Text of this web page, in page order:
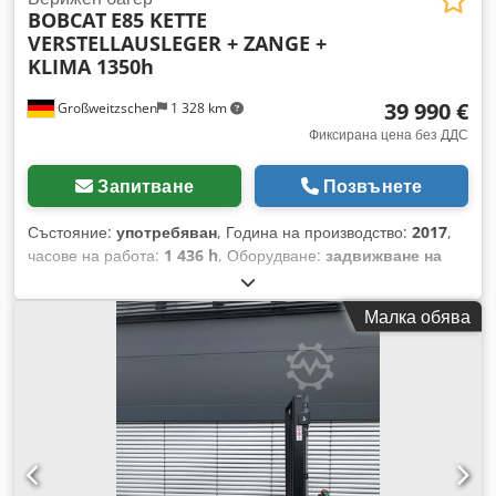
Großweitzschen 1 328 km
BOBCAT E85 KETTE
VERSTELLAUSLEGER + ZANGE +
KLIMA 1350h
39 990 €
Фиксирана цена без ДДС
Запитване Позвънете
Състояние: употребяван, Година на производство: 2017,
часове на работа: 1 436 h, Оборудване: задвижване на
, Предлагаме рядък модел E85, не е
използван за отдаване под наем от малък строителен
обект, с климатик. * РАМЕННО СТРЕЛОВО ОБОрудване
със ГРАЙФЕР/ПИНЦЕТ * Хидравлична кофа за изкопни
работи, предлага се като опция, налична на разумна
допълнителна цена. Csdezr Avvopfx Aqgorf * От малък
строителен обект. * Европейска версия. * Само 1350
работни часа. * Гумени вериги. * Голямо обслужване през
2025 г. в сервиз на BOBCAT. * Дизелов двигател с мощност
44 kW, производител Yanmar. * Хидравлични връзки за
Малка обява